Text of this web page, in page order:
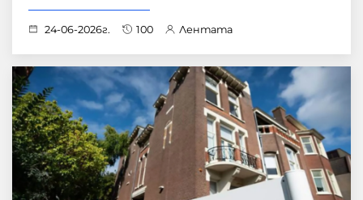
24-06-2026г. 100 Лентата